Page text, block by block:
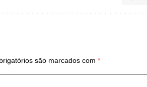
são marcados com *